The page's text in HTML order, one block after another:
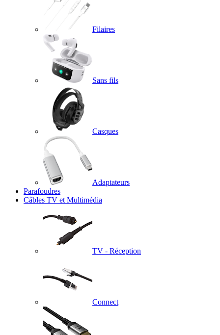
Filaires
Sans fils
Casques
Adaptateurs
Parafoudres
Câbles TV et Multimédia
TV - Réception
Connect